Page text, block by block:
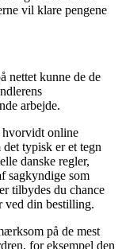
vil klare pengene
nettet kunne de de
arbejde.
hvorvidt online
typisk er et tegn
danske regler,
sagkyndige som
tilbydes du chance
ved din bestilling.
på de mest
for eksempel den